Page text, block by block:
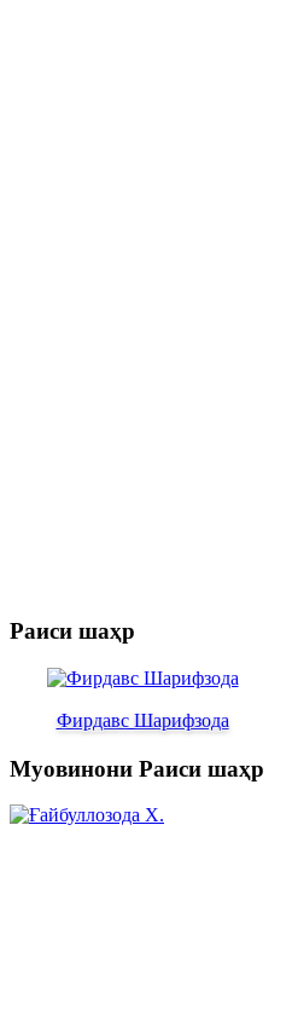
Раиси шаҳр
Фирдавс Шарифзода
Муовинони Раиси шаҳр